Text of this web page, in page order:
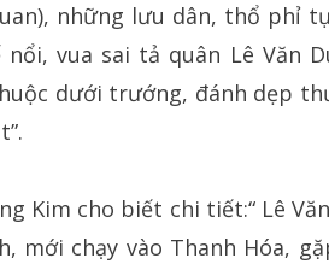
những lưu dân, thổ phỉ
nổi, vua sai tả quân Lê Văn
dưới trướng, đánh dẹp
Kim cho biết chi tiết:“ Lê
mới chạy vào Thanh Hóa,